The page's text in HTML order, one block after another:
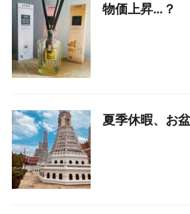
物価上昇…？
夏季休暇、お